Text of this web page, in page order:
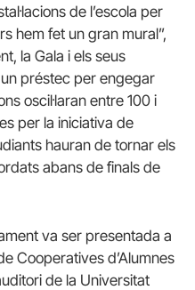
de l’escola per
hem fet un gran mural”,
la Gala i els seus
préstec per engegar
oscil·laran entre 100 i
per la iniciativa de
hauran de tornar els
abans de finals de
va ser presentada a
Cooperatives d’Alumnes
de la Universitat